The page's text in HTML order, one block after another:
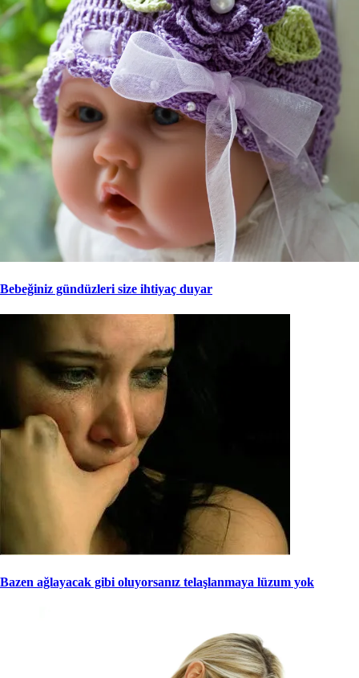
Bebeğiniz gündüzleri size ihtiyaç duyar
Bazen ağlayacak gibi oluyorsanız telaşlanmaya lüzum yok